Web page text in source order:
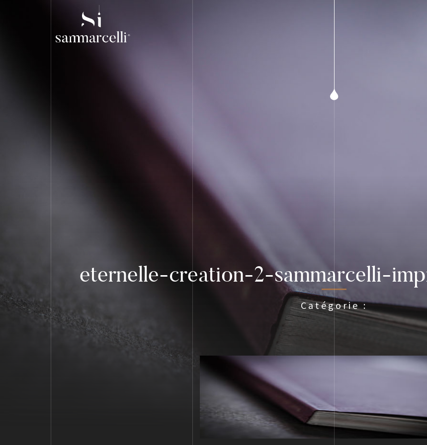
eternelle-creation-2-sammarcelli-
Catégorie :